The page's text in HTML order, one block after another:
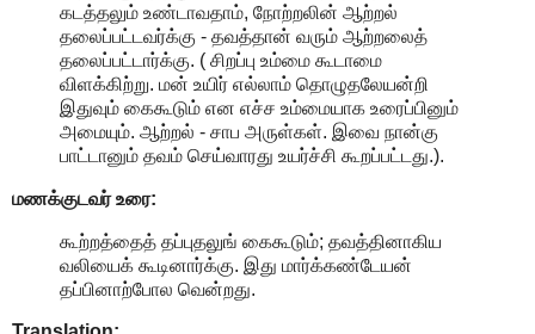
கடத்தலும் உண்டாவதாம், நோற்றலின் ஆற்றல்
தலைப்பட்டவர்க்கு - தவத்தான் வரும் ஆற்றலைத்
தலைப்பட்டார்க்கு. ( சிறப்பு உம்மை கூடாமை
விளக்கிற்று. மன் உயிர் எல்லாம் தொழுதலேயன்றி
இதுவும் கைகூடும் என எச்ச உம்மையாக உரைப்பினும்
அமையும். ஆற்றல் - சாப அருள்கள். இவை நான்கு
பாட்டானும் தவம் செய்வாரது உயர்ச்சி கூறப்பட்டது.).
மணக்குடவர் உரை:
கூற்றத்தைத் தப்புதலுங் கைகூடும்; தவத்தினாகிய
வலியைக் கூடினார்க்கு. இது மார்க்கண்டேயன்
தப்பினாற்போல வென்றது.